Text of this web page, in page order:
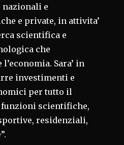
nazionali e
e private, in attivita’
scientifica e
che
Sara’ in
investimenti e
per tutto il
scientifiche,
residenziali,